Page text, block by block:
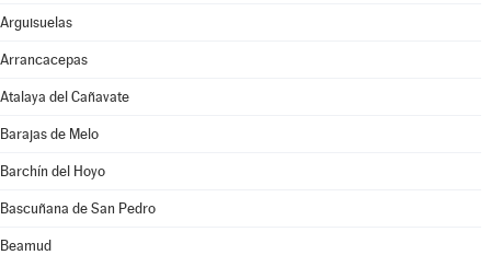
Arguisuelas
Arrancacepas
Atalaya del Cañavate
Barajas de Melo
Barchín del Hoyo
Bascuñana de San Pedro
Beamud